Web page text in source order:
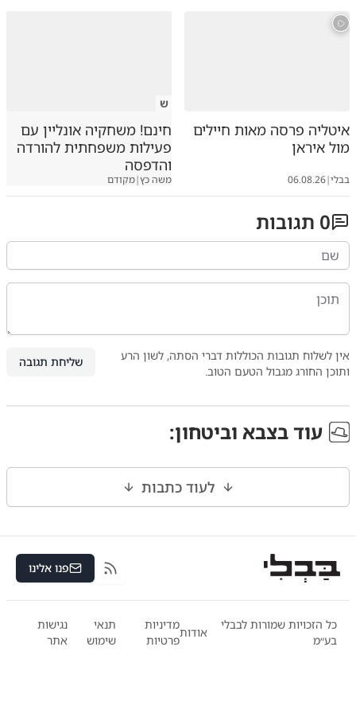
איטליה פרסה מאות חיילים
מול איראן
בבלי|
06.08.26
ש
חינם! משחקיה אונליין עם
פעילות משפחתית להורדה
והדפסה
משה כץ|מקודם
0 תגובות
אין לשלוח תגובות הכוללות דברי הסתה, לשון הרע
ותוכן החורג מגבול הטעם הטוב.
שליחת תגובה
עוד בצבא וביטחון:
לעוד כתבות
RSS פנו אלינו
כל הזכויות שמורות לבבלי
בע״מ
אודות
מדיניות
פרטיות
תנאי
שימוש
נגישות
אתר